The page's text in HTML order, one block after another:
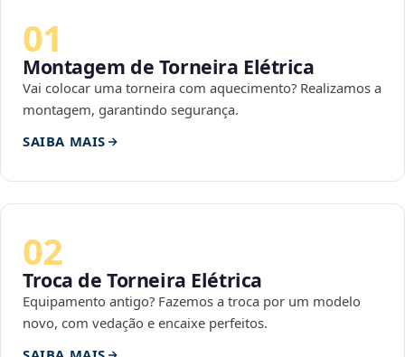
01
Montagem de Torneira Elétrica
Vai colocar uma torneira com aquecimento? Realizamos a
montagem, garantindo segurança.
SAIBA MAIS
02
Troca de Torneira Elétrica
Equipamento antigo? Fazemos a troca por um modelo
novo, com vedação e encaixe perfeitos.